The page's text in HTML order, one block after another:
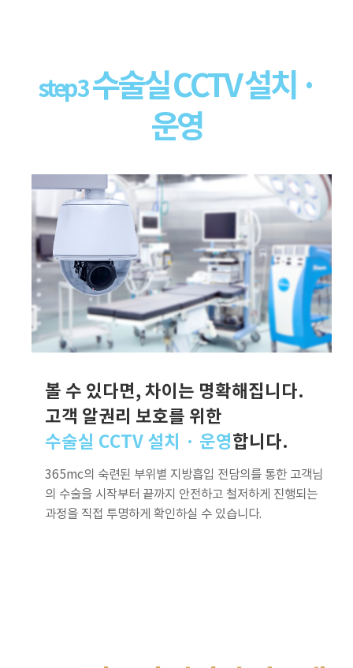
step 3수술실 CCTV 설치 ·
운영
볼 수 있다면, 차이는 명확해집니다.
고객 알권리 보호를 위한
수술실 CCTV 설치 · 운영합니다.
365mc의 숙련된 부위별 지방흡입 전담의를 통한 고객님
의 수술을 시작부터 끝까지 안전하고 철저하게 진행되는
과정을 직접 투명하게 확인하실 수 있습니다.